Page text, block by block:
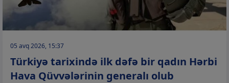
05 avq 2026, 15:37
Türkiyə tarixində ilk dəfə bir qadın Hərbi
Hava Qüvvələrinin generalı olub